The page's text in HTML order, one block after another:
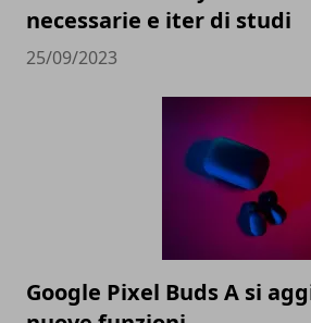
necessarie e iter di studi
25/09/2023
Google Pixel Buds A si